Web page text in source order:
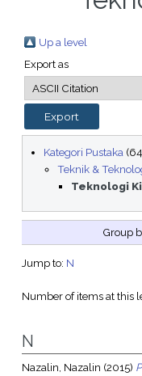
Up a level
Export as
Kategori Pustaka
Teknik &
Teknologi
Group
Jump to: N
Number of items at this
N
Nazalin, Nazalin (2015)